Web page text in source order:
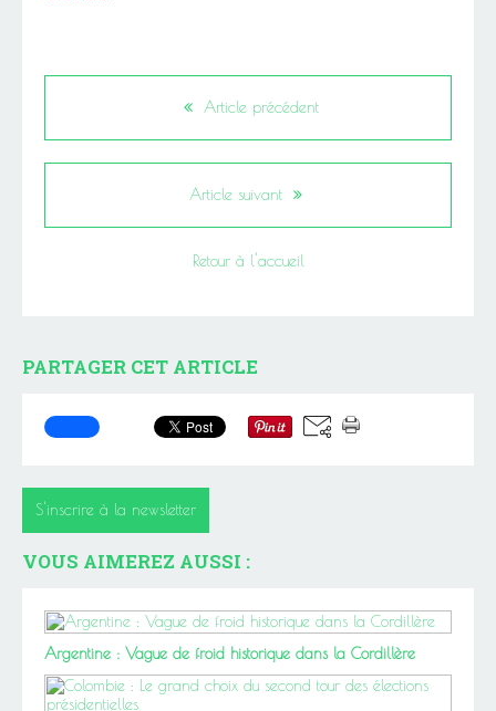
Article précédent
Article suivant
Retour à l'accueil
PARTAGER CET ARTICLE
S'inscrire à la newsletter
VOUS AIMEREZ AUSSI :
Argentine : Vague de froid historique dans la Cordillère